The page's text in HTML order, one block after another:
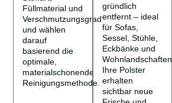
Füllmaterial und
Verschmutzungsgrad
und wählen
darauf
basierend die
optimale,
materialschonende
Reinigungsmethode.
gründlich
entfernt – ideal
für Sofas,
Sessel, Stühle,
Eckbänke und
Wohnlandschaften.
Ihre Polster
erhalten
sichtbar neue
Frische und